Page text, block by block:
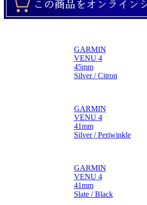
GARMIN
VENU 4
45mm
Silver / Citron
GARMIN
VENU 4
41mm
Silver / Periwinkle
GARMIN
VENU 4
41mm
Slate / Black